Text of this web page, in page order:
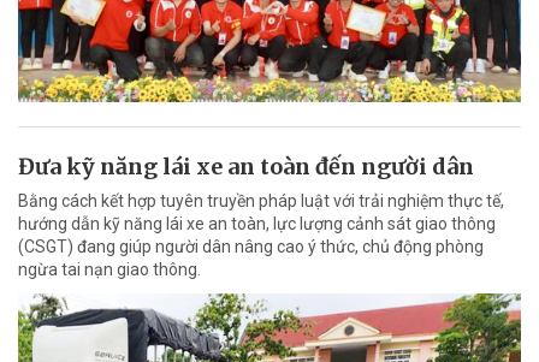
Đưa kỹ năng lái xe an toàn đến người dân
Bằng cách kết hợp tuyên truyền pháp luật với trải nghiệm thực tế,
hướng dẫn kỹ năng lái xe an toàn, lực lượng cảnh sát giao thông
(CSGT) đang giúp người dân nâng cao ý thức, chủ động phòng
ngừa tai nạn giao thông.